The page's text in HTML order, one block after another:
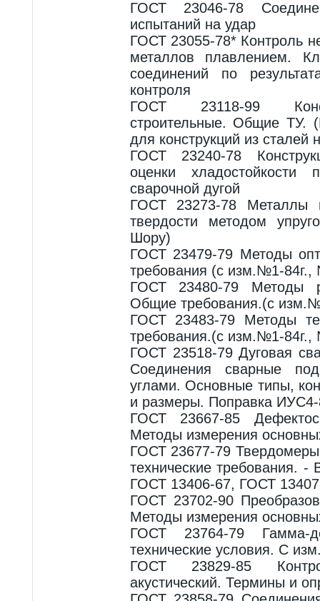
ГОСТ 23046-78
испытаний на удар
ГОСТ 23055-78* Контроль
металлов плавлением.
соединений по
контроля
ГОСТ 23118-99
строительные. Общие ТУ.
для конструкций из
ГОСТ 23240-78
оценки
сварочной дугой
ГОСТ 23273-78 Металлы
твердости методом
Шору)
ГОСТ 23479-79 Методы
требования (с изм.№1-84г.,
ГОСТ 23480-79 Методы
Общие требования.(с
ГОСТ 23483-79 Методы
требования.(с изм.№1-84г.,
ГОСТ 23518-79 Дуговая
Соединения сварные
углами. Основные типы,
и размеры. Поправка ИУС4-
ГОСТ 23667-85
Методы измерения
ГОСТ 23677-79
технические требования.
ГОСТ 13406-67, ГОСТ
ГОСТ 23702-90
Методы измерения
ГОСТ 23764-79 Гамма-
технические условия. С
ГОСТ 23829-85
акустический. Термины и